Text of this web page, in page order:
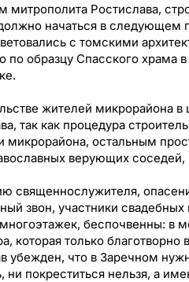
митрополита Ростислава,
начаться в следующем
с томскими
по образцу Спасского храма
жителей микрорайона
так как процедура
микрорайона, остальным
верующих
священнослужителя,
звон, участники
беспочвенны: в
которая только
убежден, что в Заречном
ни покреститься нельзя, а